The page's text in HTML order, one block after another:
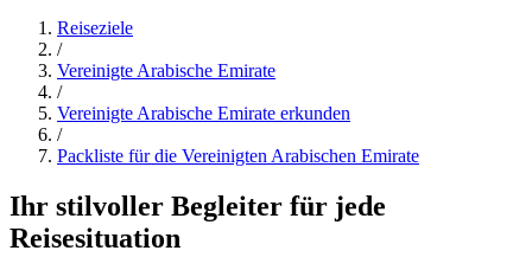
Reiseziele
/
Vereinigte Arabische Emirate
/
Vereinigte Arabische Emirate erkunden
/
Packliste für die Vereinigten Arabischen Emirate
Ihr stilvoller Begleiter für jede
Reisesituation